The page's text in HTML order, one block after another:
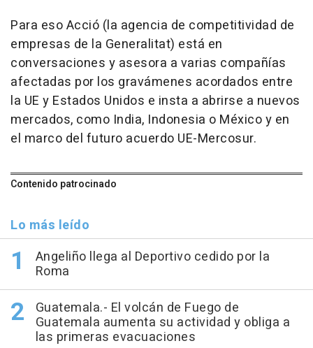
Para eso Acció (la agencia de competitividad de
empresas de la Generalitat) está en
conversaciones y asesora a varias compañías
afectadas por los gravámenes acordados entre
la UE y Estados Unidos e insta a abrirse a nuevos
mercados, como India, Indonesia o México y en
el marco del futuro acuerdo UE-Mercosur.
Contenido patrocinado
Lo más leído
Angeliño llega al Deportivo cedido por la
Roma
Guatemala.- El volcán de Fuego de
Guatemala aumenta su actividad y obliga a
las primeras evacuaciones